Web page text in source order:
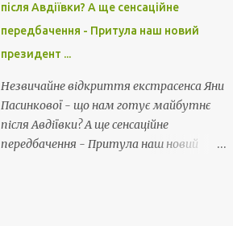
після Авдіївки? А ще сенсаційне
передбачення - Притула наш новий
президент ...
Незвичайне відкриття екстрасенса Яни
Пасинкової - що нам готує майбутнє
після Авдіївки? А ще сенсаційне
передбачення - Притула наш новий